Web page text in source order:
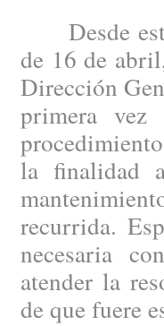
Desde
de 16 de
Dirección
primera
la finalidad
recurrida.
necesaria
atender la
de que fuere